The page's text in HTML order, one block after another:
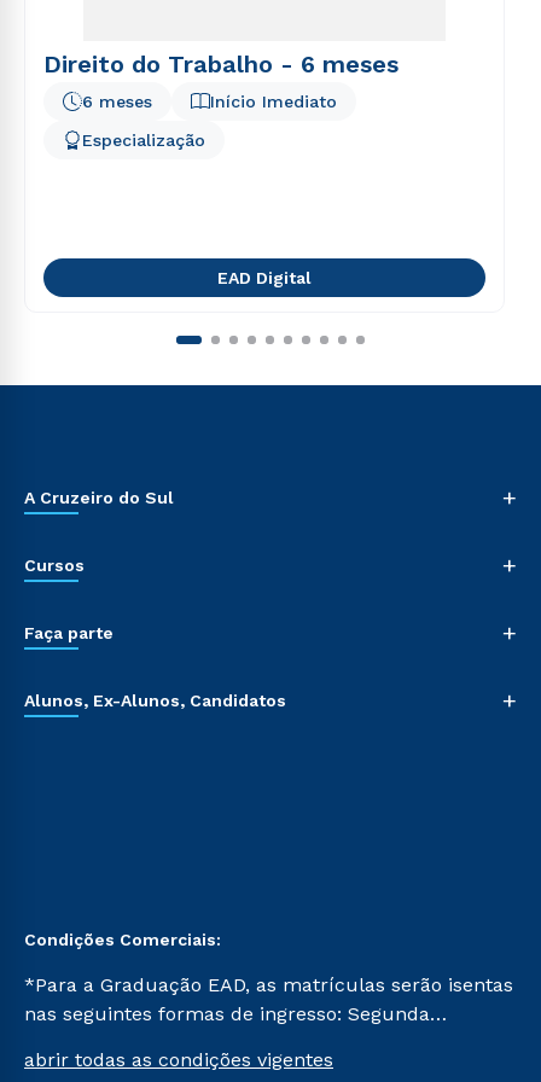
Direito do Trabalho - 6 meses
Início Imediato
6 meses
Especialização
EAD Digital
A Cruzeiro do Sul +
Cursos +
Faça parte +
Alunos, Ex-Alunos, Candidatos +
Condições Comerciais:
*Para a Graduação EAD, as matrículas serão isentas
nas seguintes formas de ingresso: Segunda
Já para as demais, a taxa de matrícula será de R$
abrir todas as condições vigentes